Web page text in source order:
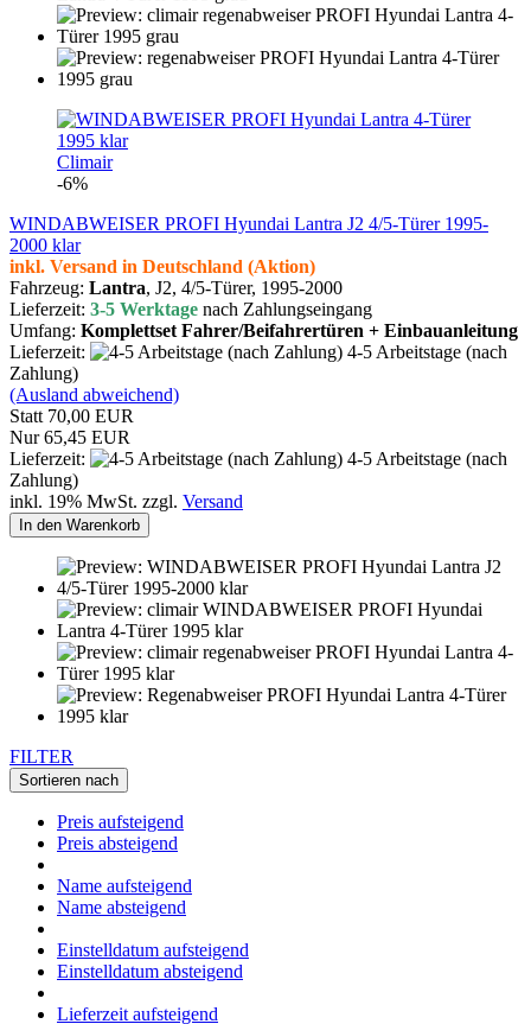
Climair
-6%
WINDABWEISER PROFI Hyundai Lantra J2 4/5-Türer 1995-
2000 klar
inkl. Versand in Deutschland (Aktion)
Fahrzeug: Lantra, J2, 4/5-Türer, 1995-2000
Lieferzeit: 3-5 Werktage nach Zahlungseingang
Umfang: Komplettset Fahrer/Beifahrertüren + Einbauanleitung
Lieferzeit:
4-5 Arbeitstage (nach
Zahlung)
(Ausland abweichend)
Statt 70,00 EUR
Nur 65,45 EUR
Lieferzeit:
4-5 Arbeitstage (nach
Zahlung)
inkl. 19% MwSt. zzgl. Versand
In den Warenkorb
FILTER
Sortieren nach
Preis aufsteigend
Preis absteigend
Name aufsteigend
Name absteigend
Einstelldatum aufsteigend
Einstelldatum absteigend
Lieferzeit aufsteigend